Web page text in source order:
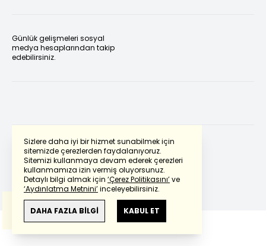
Sizlere daha iyi bir hizmet sunabilmek için
sitemizde çerezlerden faydalanıyoruz.
Sitemizi kullanmaya devam ederek çerezleri
kullanmamıza izin vermiş oluyorsunuz.
Detaylı bilgi almak için ‘Çerez Politikasını’ve
‘Aydınlatma Metnini’inceleyebilirsiniz.
DAHA FAZLA BİLGİ KABUL ET
Günlük gelişmeleri sosyal
medya hesaplarından takip
edebilirsiniz.
Powered by Translate
Bu çevirideGoogle Transletekullanılmıştır.
Anlam ve çeviri hatalarından
haberturk.com
sorumlu değildir.